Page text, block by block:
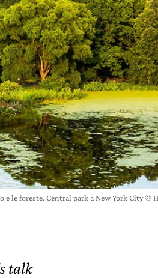
le foreste. Central park a New York City ©
talk